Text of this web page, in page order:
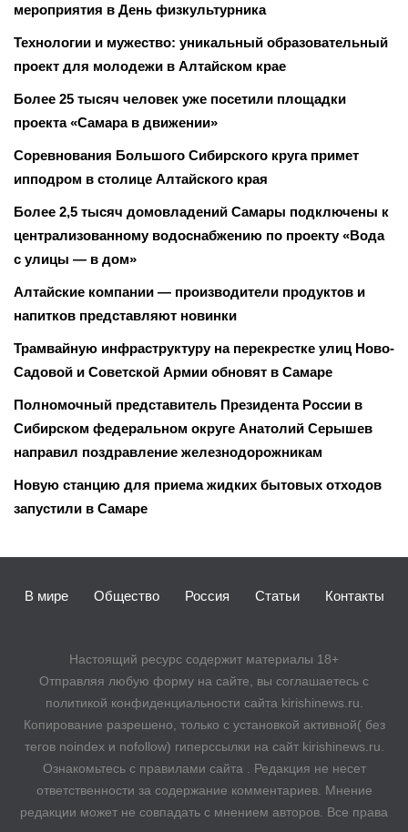
мероприятия в День физкультурника
Технологии и мужество: уникальный образовательный
проект для молодежи в Алтайском крае
Более 25 тысяч человек уже посетили площадки
проекта «Самара в движении»
Соревнования Большого Сибирского круга примет
ипподром в столице Алтайского края
Более 2,5 тысяч домовладений Самары подключены к
централизованному водоснабжению по проекту «Вода
с улицы — в дом»
Алтайские компании — производители продуктов и
напитков представляют новинки
Трамвайную инфраструктуру на перекрестке улиц Ново-
Садовой и Советской Армии обновят в Самаре
Полномочный представитель Президента России в
Сибирском федеральном округе Анатолий Серышев
направил поздравление железнодорожникам
Новую станцию для приема жидких бытовых отходов
запустили в Самаре
В мире Общество Россия Статьи Контакты
Настоящий ресурс содержит материалы 18+
Отправляя любую форму на сайте, вы соглашаетесь с
политикой конфиденциальности сайта kirishinews.ru.
Копирование разрешено, только с установкой активной( без
тегов noindex и nofollow) гиперссылки на сайт kirishinews.ru.
Ознакомьтесь с правилами сайта . Редакция не несет
ответственности за содержание комментариев. Мнение
редакции может не совпадать с мнением авторов. Все права